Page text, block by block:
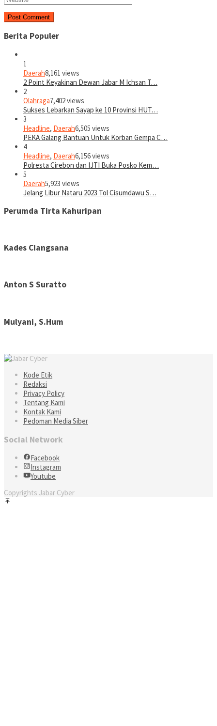
Berita Populer
1
Daerah8,161 views
2 Point Keyakinan Dewan Jabar M Ichsan T…
2
Olahraga7,402 views
Sukses Lebarkan Sayap ke 10 Provinsi HUT…
3
Headline, Daerah6,505 views
PEKA Galang Bantuan Untuk Korban Gempa C…
4
Headline, Daerah6,156 views
Polresta Cirebon dan IJTI Buka Posko Kem…
5
Daerah5,923 views
Jelang Libur Nataru 2023 Tol Cisumdawu S…
Perumda Tirta Kahuripan
Kades Ciangsana
Anton S Suratto
Mulyani, S.Hum
Kode Etik
Redaksi
Privacy Policy
Tentang Kami
Kontak Kami
Pedoman Media Siber
Social Network
Facebook
Instagram
Youtube
Copyrights Jabar Cyber